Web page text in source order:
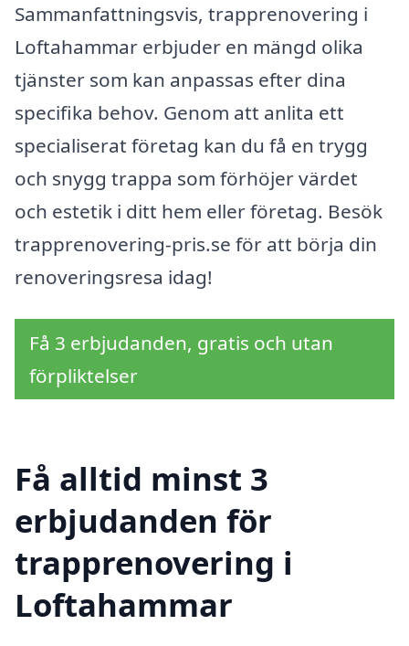
Sammanfattningsvis, trapprenovering i
Loftahammar erbjuder en mängd olika
tjänster som kan anpassas efter dina
specifika behov. Genom att anlita ett
specialiserat företag kan du få en trygg
och snygg trappa som förhöjer värdet
och estetik i ditt hem eller företag. Besök
trapprenovering-pris.se för att börja din
renoveringsresa idag!
Få 3 erbjudanden, gratis och utan
förpliktelser
Få alltid minst 3
erbjudanden för
trapprenovering i
Loftahammar